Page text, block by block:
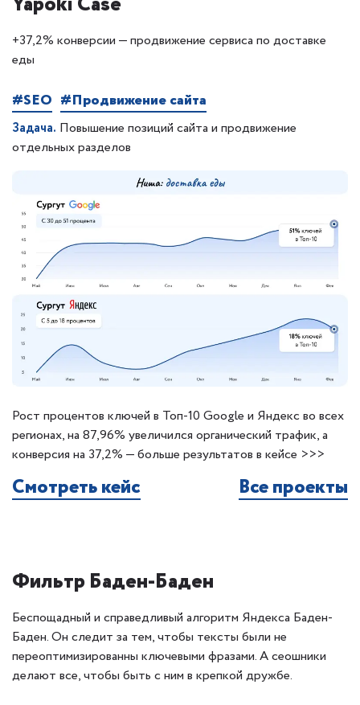
+37,2% конверсии — продвижение сервиса по доставке
еды
#SEO #Продвижение сайта
Задача. Повышение позиций сайта и продвижение
отдельных разделов
Рост процентов ключей в Топ-10 Google и Яндекс во всех
регионах, на 87,96% увеличился органический трафик, а
конверсия на 37,2% — больше результатов в кейсе >>>
Смотреть кейс Все проекты
Фильтр Баден-Баден
Беспощадный и справедливый алгоритм Яндекса Баден-
Баден. Он следит за тем, чтобы тексты были не
переоптимизированны ключевыми фразами. А сеошники
делают все, чтобы быть с ним в крепкой дружбе.